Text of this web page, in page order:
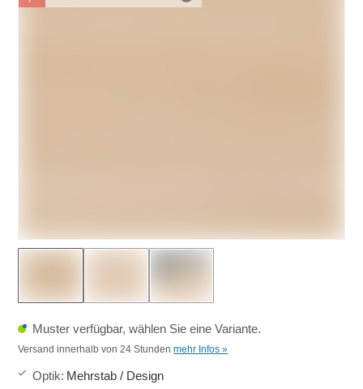
Muster verfügbar, wählen Sie eine Variante.
Versand innerhalb von 24 Stundenmehr Infos »
Optik: Mehrstab / Design